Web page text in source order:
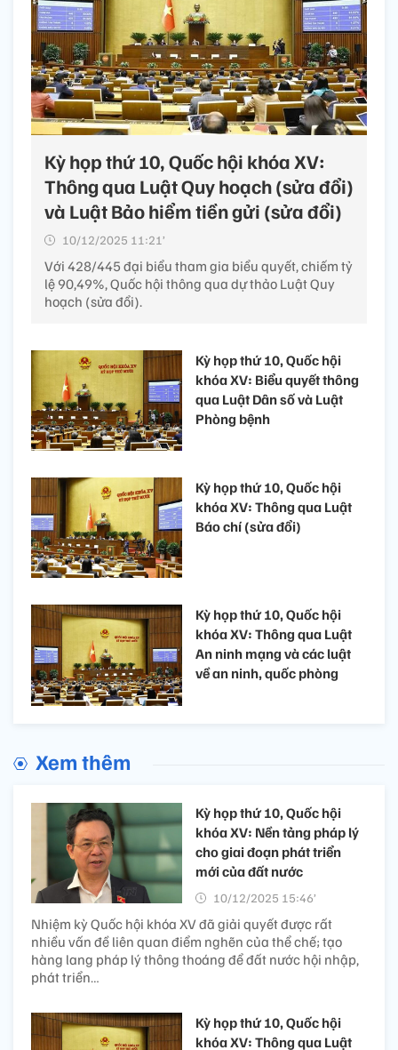
Kỳ họp thứ 10, Quốc hội khóa XV:
Thông qua Luật Quy hoạch (sửa đổi)
và Luật Bảo hiểm tiền gửi (sửa đổi)
10/12/2025 11:21’
Với 428/445 đại biểu tham gia biểu quyết, chiếm tỷ
lệ 90,49%, Quốc hội thông qua dự thảo Luật Quy
hoạch (sửa đổi).
Kỳ họp thứ 10, Quốc hội
khóa XV: Biểu quyết thông
qua Luật Dân số và Luật
Phòng bệnh
Kỳ họp thứ 10, Quốc hội
khóa XV: Thông qua Luật
Báo chí (sửa đổi)
Kỳ họp thứ 10, Quốc hội
khóa XV: Thông qua Luật
An ninh mạng và các luật
về an ninh, quốc phòng
Xem thêm
Kỳ họp thứ 10, Quốc hội
khóa XV: Nền tảng pháp lý
cho giai đoạn phát triển
mới của đất nước
10/12/2025 15:46’
Nhiệm kỳ Quốc hội khóa XV đã giải quyết được rất
nhiều vấn đề liên quan điểm nghẽn của thể chế; tạo
hàng lang pháp lý thông thoáng để đất nước hội nhập,
phát triển…
Kỳ họp thứ 10, Quốc hội
khóa XV: Thông qua Luật